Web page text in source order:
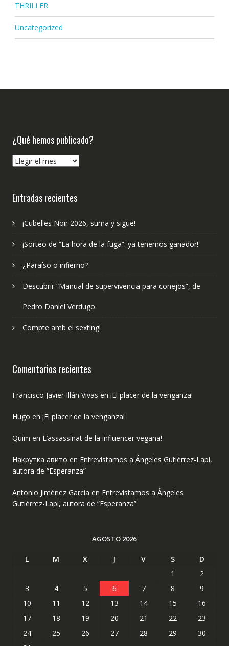
THRILLER
Uncategorized
¿Qué hemos publicado?
¿Qué
Entradas recientes
¡Cubelles Noir 2026, suma y sigue!
¡Sorteo de “La hora de la fuga”: ya tenemos ganador!
¿Paraíso o infierno?
Descubrir “Manual de supervivencia para conejos”, de
Pedro Daniel Verdugo.
Compte amb el sexting!
Comentarios recientes
Francisco Javier Illán Vivas en ¡El placer de la venganza!
Hugo en ¡El placer de la venganza!
Quim en L’assassinat de la influencer vegana!
Накрутка авито en Entrevistamos a Ángeles Gutiérrez-Lapi,
autora de “Esperanza”
Antonio Jiménez García en Entrevistamos a Ángeles
Gutiérrez-Lapi, autora de “Esperanza”
AGOSTO 2026
L M X J V S
D
1
2
3
4 5 6 7 8
9
10
11 12 13 14 15
16
17
18 19 20 21 22
23
24
25 26 27 28 29
30